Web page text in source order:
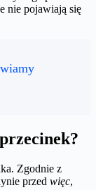
nie pojawiają się
Zgodnie z
przed więc,